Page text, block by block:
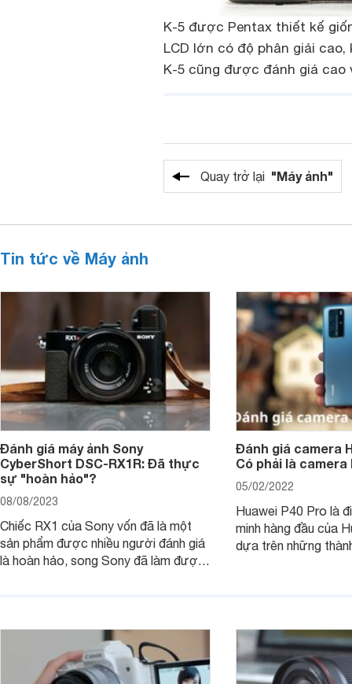
K-5 được Pentax thiết kế
LCD lớn có độ phân giải
K-5 cũng được đánh giá cao
Quay trở lại "Máy ảnh"
Tin tức về Máy ảnh
Đánh giá máy ảnh Sony
CyberShort DSC-RX1R: Đã thực
sự "hoàn hảo"?
08/08/2023
Chiếc RX1 của Sony vốn đã là một
sản phẩm được nhiều người đánh giá
là hoàn hảo, song Sony đã làm được
xử lý ảnh JPEG.
Đánh giá camera
Có phải là
05/02/2022
Huawei P40 Pro là
minh hàng đầu của
dựa trên những
Pro đem đến những